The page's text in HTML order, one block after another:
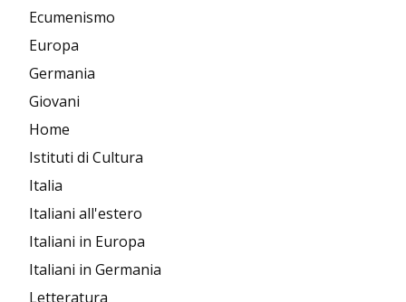
Ecumenismo
Europa
Germania
Giovani
Home
Istituti di Cultura
Italia
Italiani all'estero
Italiani in Europa
Italiani in Germania
Letteratura